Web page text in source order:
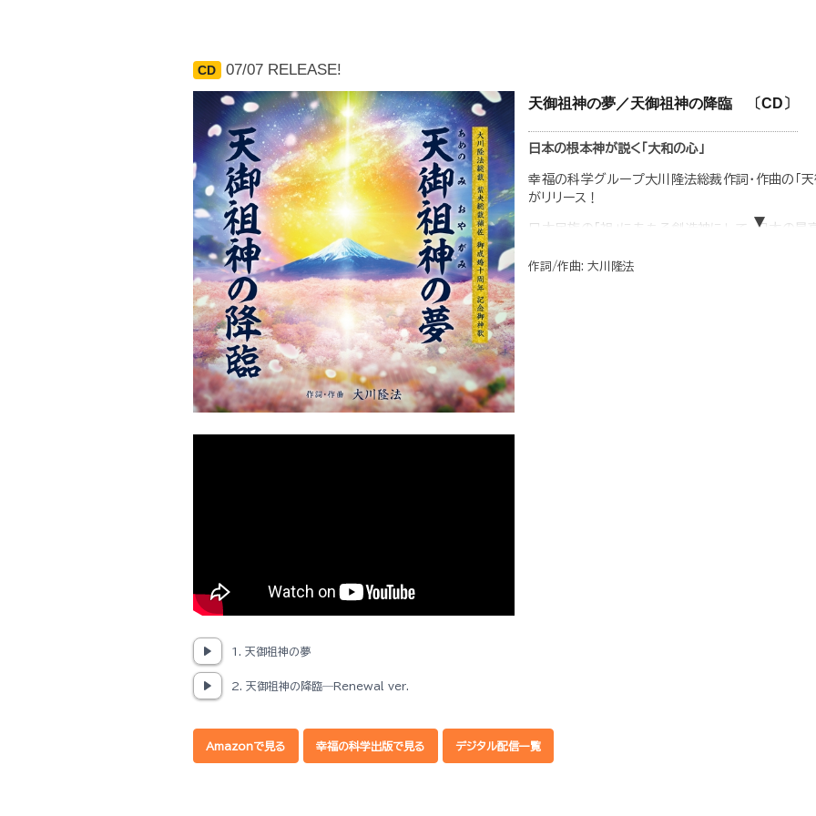
CD 07/07 RELEASE!
1. 天御祖神の夢
2. 天御祖神の降臨―Renewal ver.
天御祖神の夢／天御祖神の降臨 〔CD〕
日本の根本神が説く「大和の心」
幸福の科学グループ大川隆法総裁作詞・作曲の「
がリリース！
日本民族の「祖」にあたる創造神にして、日本の
約3万年前に宇宙から富士山の裾野に降り立った
作詞/作曲: 大川隆法
Amazonで見る 幸福の科学出版で見る デジタル配信一覧